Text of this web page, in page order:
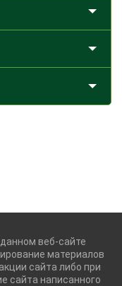
веб-сайте
материалов
сайта либо при
сайта написанного